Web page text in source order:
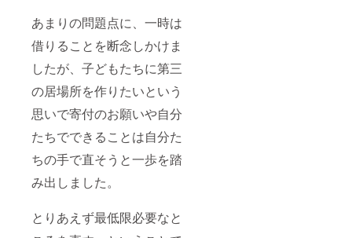
あまりの問題点に、一時は
借りることを断念しかけま
したが、子どもたちに第三
の居場所を作りたいという
思いで寄付のお願いや自分
たちでできることは自分た
ちの手で直そうと一歩を踏
み出しました。
とりあえず最低限必要なと